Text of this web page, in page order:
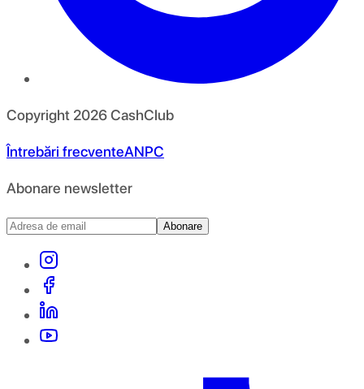
Copyright 2026CashClub
Întrebări frecventeANPC
Abonare newsletter
Abonare